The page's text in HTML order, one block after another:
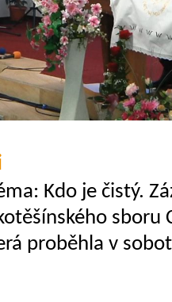
Kdo je čistý.
sboru
proběhla v